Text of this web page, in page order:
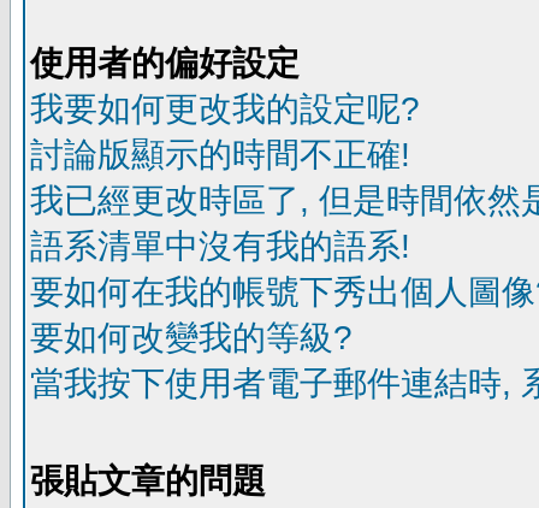
使用者的偏好設定
我要如何更改我的設定呢?
討論版顯示的時間不正確!
我已經更改時區了, 但是時間依然
語系清單中沒有我的語系!
要如何在我的帳號下秀出個人圖
要如何改變我的等級?
當我按下使用者電子郵件連結時,
張貼文章的問題